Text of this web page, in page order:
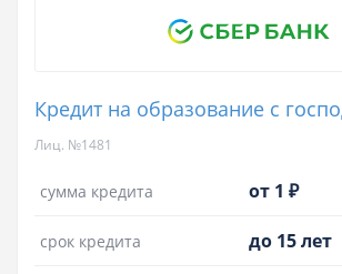
Кредит на образование с
Лиц. №1481
сумма кредита от 1 ₽
срок кредита до 15 лет